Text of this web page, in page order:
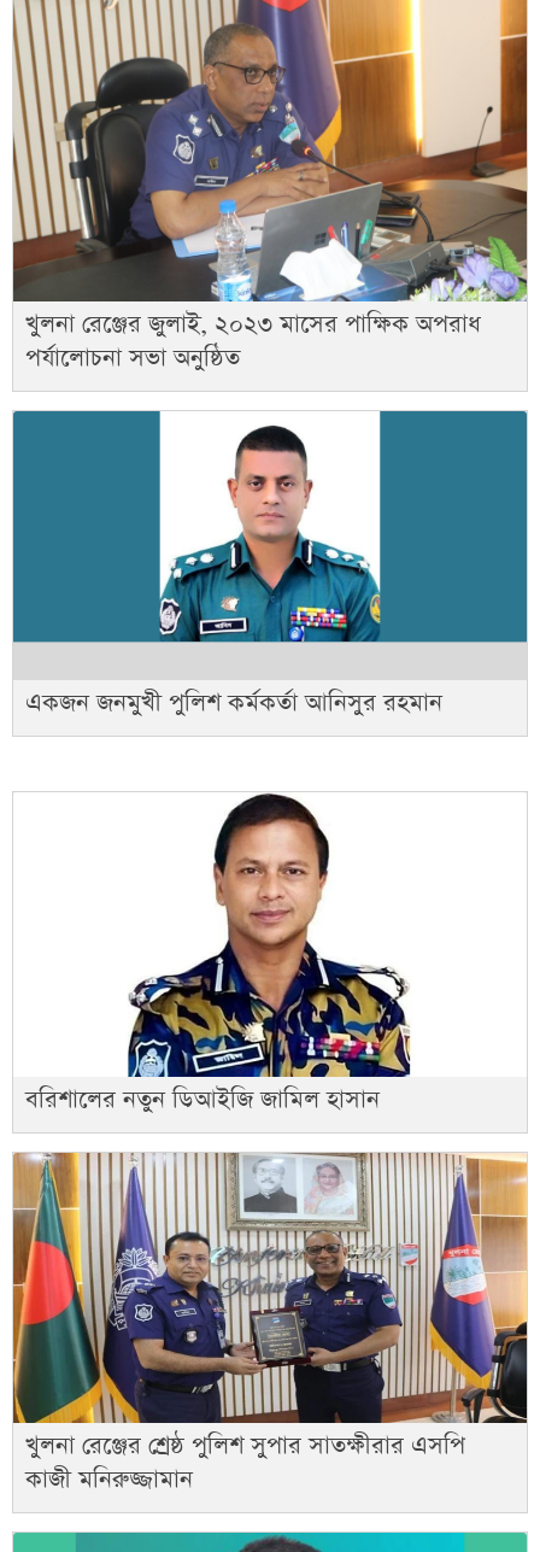
খুলনা রেঞ্জের জুলাই, ২০২৩ মাসের পাক্ষিক অপরাধ
পর্যালোচনা সভা অনুষ্ঠিত
একজন জনমুখী পুলিশ কর্মকর্তা আনিসুর রহমান
বরিশালের নতুন ডিআইজি জামিল হাসান
খুলনা রেঞ্জের শ্রেষ্ঠ পুলিশ সুপার সাতক্ষীরার এসপি
কাজী মনিরুজ্জামান